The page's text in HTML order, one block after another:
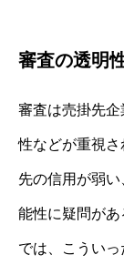
審査の透明
審査は売掛先
性などが重視
先の信用が弱
能性に疑問があ
では、こうい